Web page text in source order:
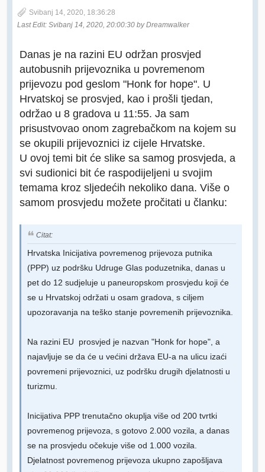
Svibanj 14, 2020, 18:36:28
Last Edit: Svibanj 14, 2020, 20:00:30 by Dreamwalker
Danas je na razini EU održan prosvjed
autobusnih prijevoznika u povremenom
prijevozu pod geslom "Honk for hope". U
Hrvatskoj se prosvjed, kao i prošli tjedan,
održao u 8 gradova u 11:55. Ja sam
prisustvovao onom zagrebačkom na kojem su
se okupili prijevoznici iz cijele Hrvatske.
U ovoj temi bit će slike sa samog prosvjeda, a
svi sudionici bit će raspodijeljeni u svojim
temama kroz sljedećih nekoliko dana. Više o
samom prosvjedu možete pročitati u članku:
Citat:
Hrvatska Inicijativa povremenog prijevoza putnika
(PPP) uz podršku Udruge Glas poduzetnika, danas u
pet do 12 sudjeluje u paneuropskom prosvjedu koji će
se u Hrvatskoj održati u osam gradova, s ciljem
upozoravanja na teško stanje povremenih prijevoznika.
Na razini EU prosvjed je nazvan "Honk for hope", a
najavljuje se da će u većini država EU-a na ulicu izaći
povremeni prijevoznici, uz podršku drugih djelatnosti u
turizmu.
Inicijativa PPP trenutačno okuplja više od 200 tvrtki
povremenog prijevoza, s gotovo 2.000 vozila, a danas
se na prosvjedu očekuje više od 1.000 vozila.
Djelatnost povremenog prijevoza ukupno zapošljava